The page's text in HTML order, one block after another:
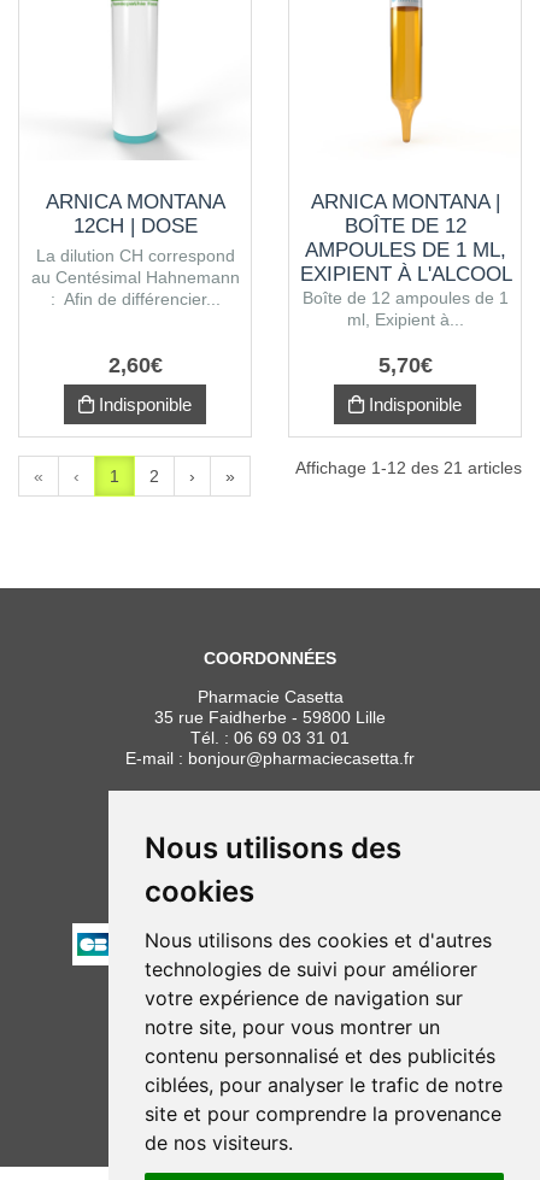
Nous utilisons des
cookies
Nous utilisons des cookies et d'autres
technologies de suivi pour améliorer
votre expérience de navigation sur
notre site, pour vous montrer un
contenu personnalisé et des publicités
ciblées, pour analyser le trafic de notre
site et pour comprendre la provenance
de nos visiteurs.
ARNICA MONTANA
12CH | DOSE
La dilution CH correspond
au Centésimal Hahnemann
: Afin de différencier...
2,60€
Indisponible
ARNICA MONTANA |
BOÎTE DE 12
AMPOULES DE 1 ML,
EXIPIENT À L'ALCOOL
Boîte de 12 ampoules de 1
ml, Exipient à...
5,70€
Indisponible
« ‹ 1 2 › » Affichage 1-12 des 21 articles
COORDONNÉES
Pharmacie Casetta
35 rue Faidherbe - 59800 Lille
Tél. : 06 69 03 31 01
E-mail : bonjour@pharmaciecasetta.fr
HORAIRES
Lundi au vendredi : 8h30 à 19h30
Samedi : 9h00 à 19h30
PAIEMENT
NOUS SUIVRE